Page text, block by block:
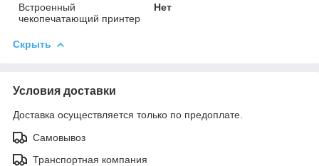
Встроенный
чекопечатающий принтер
Нет
Скрыть
Условия доставки
Доставка осуществляется только по предоплате.
Самовывоз
Транспортная компания